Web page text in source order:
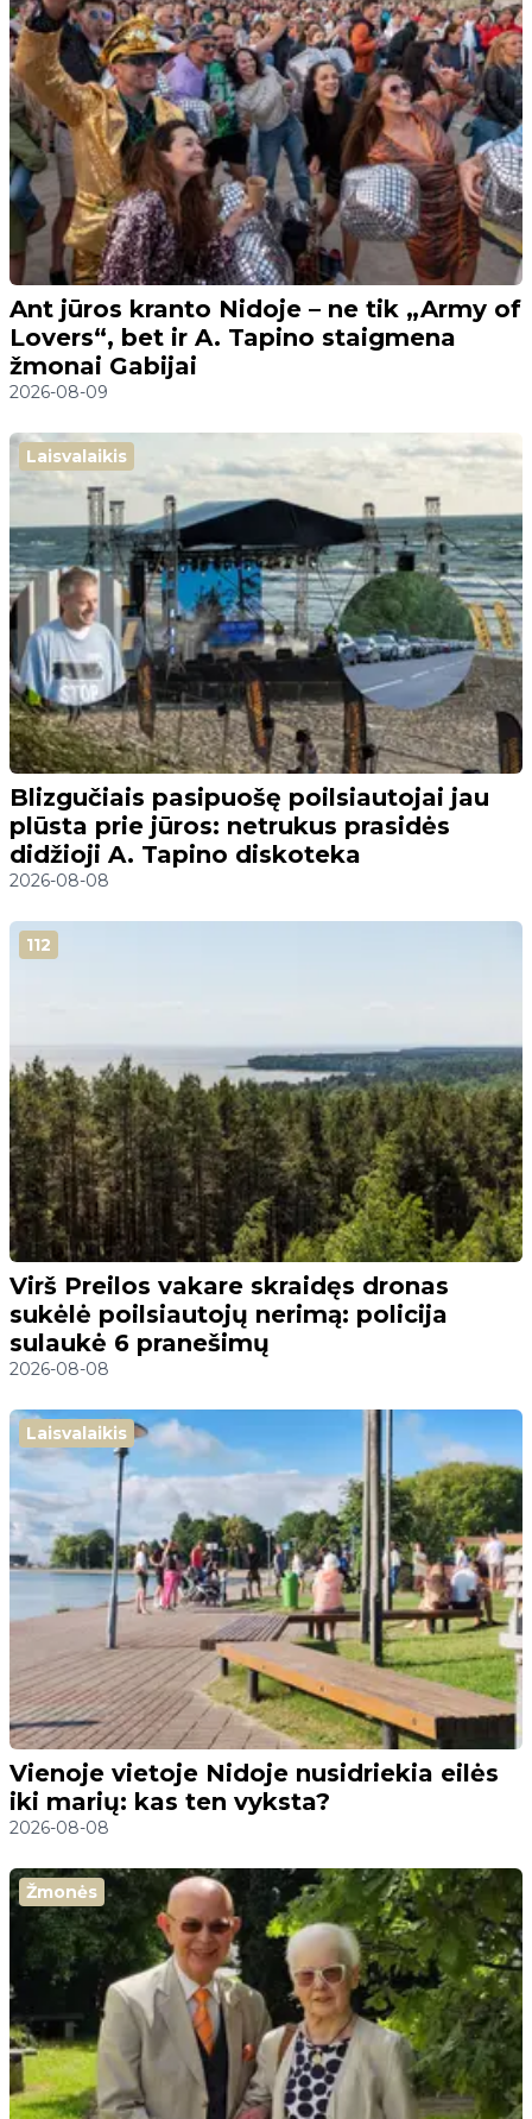
Ant jūros kranto Nidoje – ne tik „Army of
Lovers“, bet ir A. Tapino staigmena
žmonai Gabijai
2026-08-09
Laisvalaikis
Blizgučiais pasipuošę poilsiautojai jau
plūsta prie jūros: netrukus prasidės
didžioji A. Tapino diskoteka
2026-08-08
112
Virš Preilos vakare skraidęs dronas
sukėlė poilsiautojų nerimą: policija
sulaukė 6 pranešimų
2026-08-08
Laisvalaikis
Vienoje vietoje Nidoje nusidriekia eilės
iki marių: kas ten vyksta?
2026-08-08
Žmonės